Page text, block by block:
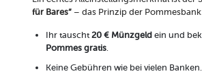
für Bares“– das Prinzip der
Ihr tauscht20 € Münzgeldein und
Pommes gratis.
Keine Gebühren wie bei vielen Banken.